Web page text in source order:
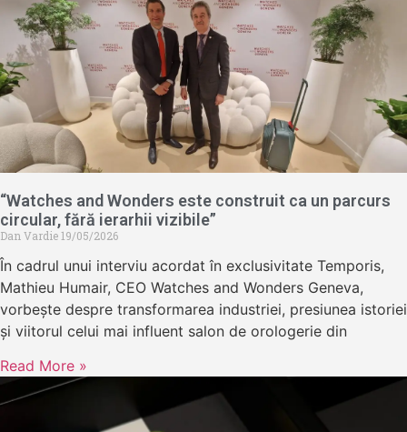
“Watches and Wonders este construit ca un parcurs
circular, fără ierarhii vizibile”
Dan Vardie19/05/2026
În cadrul unui interviu acordat în exclusivitate Temporis,
Mathieu Humair, CEO Watches and Wonders Geneva,
vorbește despre transformarea industriei, presiunea istoriei
și viitorul celui mai influent salon de orologerie din
Read More »